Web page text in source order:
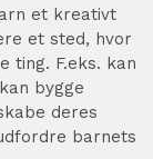
et kreativt
et sted, hvor
ting. F.eks. kan
bygge
deres
barnets